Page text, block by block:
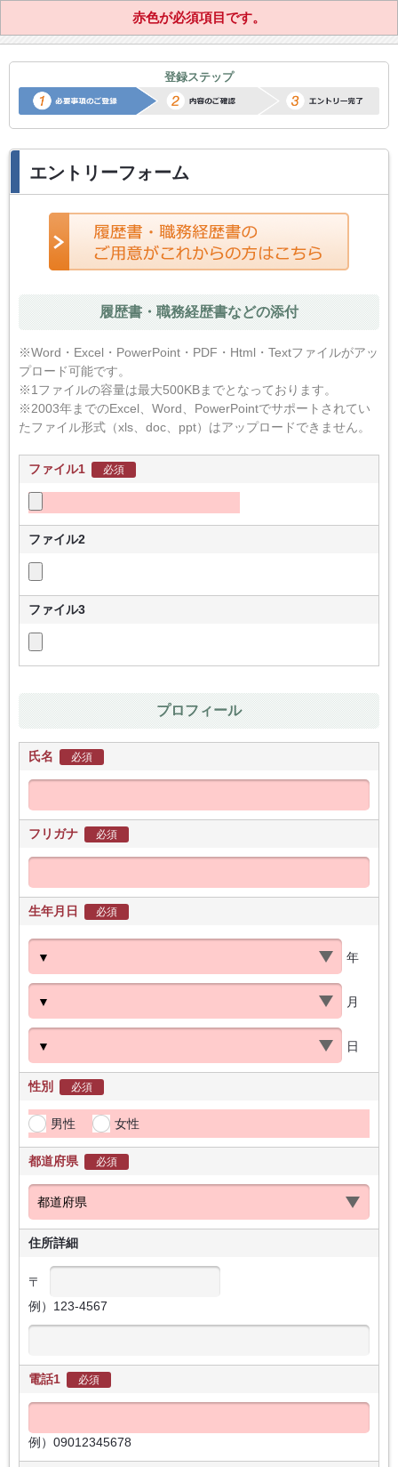
正社員転職サポートエントリー
登録ステップ
エントリーフォーム
履歴書・職務経歴書などの添付
※Word・Excel・PowerPoint・PDF・Html・Textファイルがアッ
プロード可能です。
※1ファイルの容量は最大500KBまでとなっております。
※2003年までのExcel、Word、PowerPointでサポートされてい
たファイル形式（xls、doc、ppt）はアップロードできません。
ファイル1 必須
ファイル2
ファイル3
プロフィール
氏名 必須
フリガナ 必須
生年月日 必須
年
月
日
性別 必須
男性 女性
都道府県 必須
住所詳細
〒
例）123-4567
電話1 必須
例）09012345678
赤色が必須項目です。